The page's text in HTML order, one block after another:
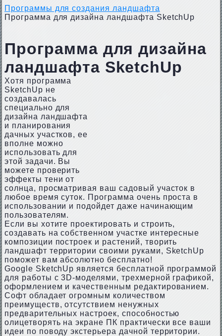
Программы для создания ландшафта
Программа для дизайна ландшафта SketchUp
Программа для дизайна
ландшафта SketchUp
Хотя программа
SketchUp не
создавалась
специально для
дизайна ландшафта
и планирования
дачных участков, ее
вполне можно
использовать для
этой задачи. Вы
можете проверить
эффекты тени от
солнца, просматривая ваш садовый участок в
любое время суток. Программа очень проста в
использовании и подойдет даже начинающим
пользователям.
Если вы хотите проектировать и строить,
создавать на собственном участке интересные
композиции построек и растений, творить
ландшафт территории своими руками, SketchUp
поможет вам абсолютно бесплатно!
Google SketchUp является бесплатной программой
для работы с 3D-моделями, трехмерной графикой,
оформлением и качественным редактированием.
Софт обладает огромным количеством
преимуществ, отсутствием ненужных
предварительных настроек, способностью
олицетворять на экране ПК практически все ваши
идеи по поводу экстерьера дачной территории.